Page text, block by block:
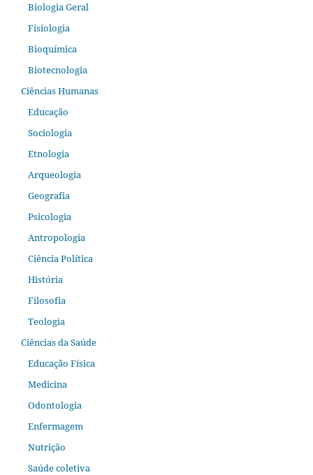
Biologia Geral
Fisiologia
Bioquímica
Biotecnologia
Ciências Humanas
Educação
Sociologia
Etnologia
Arqueologia
Geografia
Psicologia
Antropologia
Ciência Política
História
Filosofia
Teologia
Ciências da Saúde
Educação Física
Medicina
Odontologia
Enfermagem
Nutrição
Saúde coletiva